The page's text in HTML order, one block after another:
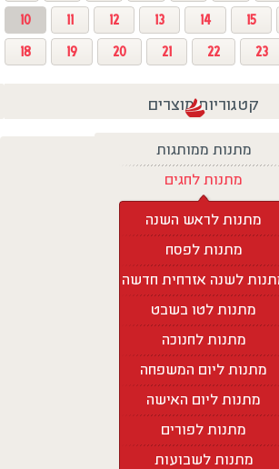
10
11 12 13 14 15
18
19 20 21 22 23
קטגוריות מוצרים
מתנות ממותגות
מתנות לחגים
מתנות לראש השנה
מתנות לפסח
לשנה אזרחית חדשה
מתנות לטו בשבט
מתנות לחנוכה
מתנות ליום המשפחה
מתנות ליום האישה
מתנות לפורים
מתנות לשבועות